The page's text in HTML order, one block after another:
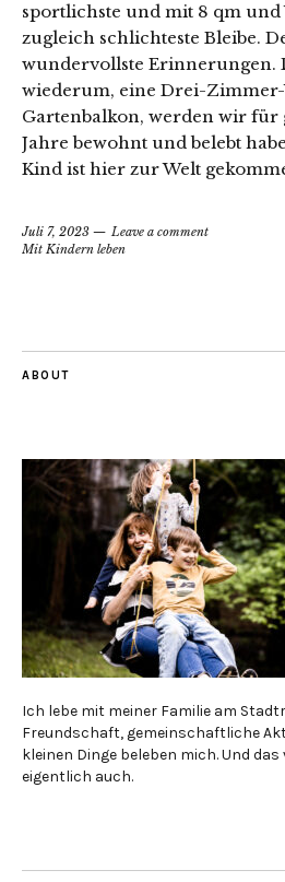
sportlichste und mit 8 qm und
zugleich schlichteste Bleibe.
wundervollste Erinnerungen.
wiederum, eine Drei-
Gartenbalkon, werden wir für
Jahre bewohnt und belebt
Kind ist hier zur Welt
Juli 7, 2023
Leave a comment
Mit Kindern leben
ABOUT
Ich lebe mit meiner Familie am
Freundschaft, gemeinschaftliche
kleinen Dinge beleben mich. Und
eigentlich auch.